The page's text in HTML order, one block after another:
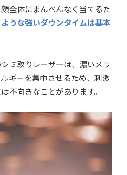
全体にまんべんなく当てるた
うな強いダウンタイムは基本
ミ取りレーザーは、濃いメラ
ギーを集中させるため、刺激
不向きなことがあります。